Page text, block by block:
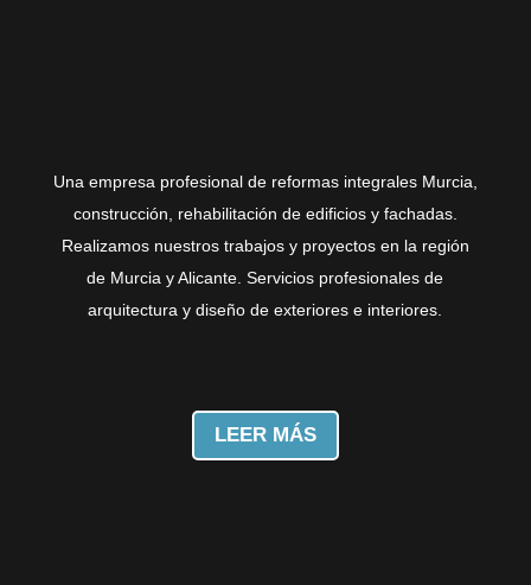
Una empresa profesional de reformas integrales Murcia,
construcción, rehabilitación de edificios y fachadas.
Realizamos nuestros trabajos y proyectos en la región
de Murcia y Alicante. Servicios profesionales de
arquitectura y diseño de exteriores e interiores.
LEER MÁS